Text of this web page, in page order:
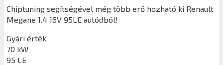
Chiptuning segítségével még több erő hozható ki Renault
Megane 1.4 16V 95LE autódból!
Gyári érték
70 kW
95 LE